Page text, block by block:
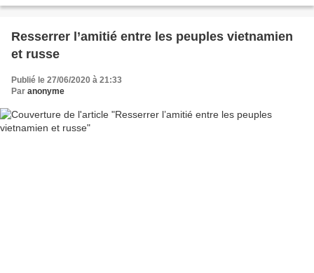
Resserrer l’amitié entre les peuples vietnamien
et russe
Publié le 27/06/2020 à 21:33
Par anonyme